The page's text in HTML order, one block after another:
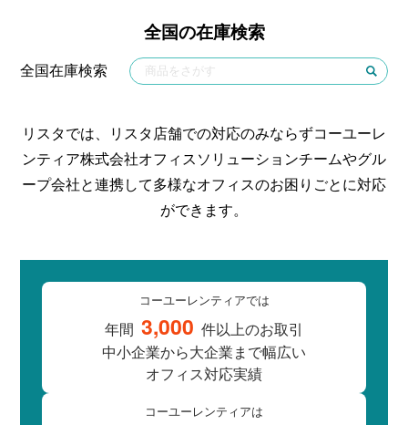
全国の在庫検索
全国在庫検索
リスタでは、リスタ店舗での対応のみならずコーユーレ
ンティア株式会社オフィスソリューションチームやグル
ープ会社と連携して多様なオフィスのお困りごとに対応
ができます。
コーユーレンティアでは
年間 3,000 件以上のお取引
中小企業から大企業 まで幅広い
オフィス対応実績
コーユーレンティアは